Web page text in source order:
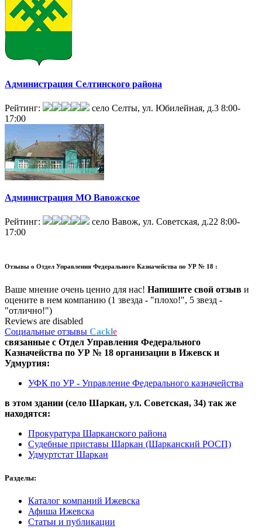
Администрация Селтинского района
Рейтинг: село Селты, ул. Юбилейная, д.3 8:00-
17:00
Администрация МО Вавожское
Рейтинг: село Вавож, ул. Советская, д.22 8:00-
17:00
Отзывы о Отдел Управления Федерального Казначейства по УР № 18 :
Ваше мнение очень ценно для нас! Напишите свой отзыв и
оцените в нем компанию (1 звезда - "плохо!", 5 звезд -
"отлично!")
Reviews are disabled
Социальные отзывы Cackle
связанные с Отдел Управления Федерального
Казначейства по УР № 18 организации в Ижевск и
Удмуртия:
УФК по УР - Управление Федерального казначейства
в этом здании (село Шаркан, ул. Советская, 34) так же
находятся:
Прокуратура Шарканского района
Судебные приставы Шаркан (Шарканский РОСП)
Удмуртстат Шаркан
Разделы:
Каталог компаний Ижевска
Афиша Ижевска
Статьи и публикации